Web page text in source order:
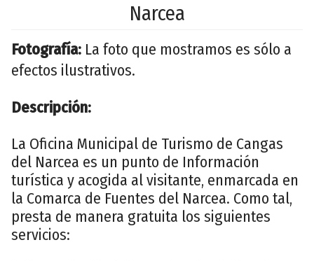
Narcea
Fotografía: La foto que mostramos es sólo a
efectos ilustrativos.
Descripción:
La Oficina Municipal de Turismo de Cangas
del Narcea es un punto de Información
turística y acogida al visitante, enmarcada en
la Comarca de Fuentes del Narcea. Como tal,
presta de manera gratuita los siguientes
servicios: